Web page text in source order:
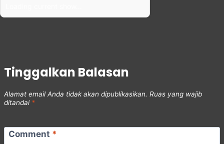
Tinggalkan Balasan
Alamat email Anda tidak akan dipublikasikan. Ruas yang wajib
ditandai *
Comment *